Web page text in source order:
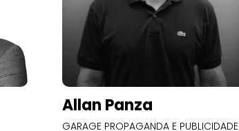
Allan Panza
GARAGE PROPAGANDA E PUBLICIDADE